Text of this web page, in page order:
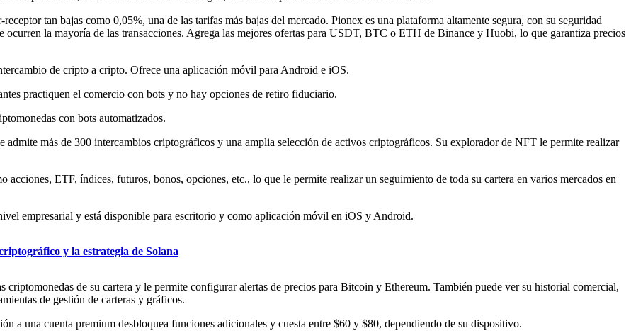
tan bajas como 0,05%, una de las tarifas más bajas del mercado. Pionex es una plataforma altamente segura, con su seguridad
la mayoría de las transacciones. Agrega las mejores ofertas para USDT, BTC o ETH de Binance y Huobi, lo que garantiza precios
de cripto a cripto. Ofrece una aplicación móvil para Android e iOS.
practiquen el comercio con bots y no hay opciones de retiro fiduciario.
con bots automatizados.
admite más de 300 intercambios criptográficos y una amplia selección de activos criptográficos. Su explorador de NFT le permite realizar
ETF, índices, futuros, bonos, opciones, etc., lo que le permite realizar un seguimiento de toda su cartera en varios mercados en
empresarial y está disponible para escritorio y como aplicación móvil en iOS y Android.
y la estrategia de Solana
de su cartera y le permite configurar alertas de precios para Bitcoin y Ethereum. También puede ver su historial comercial,
de gestión de carteras y gráficos.
a una cuenta premium desbloquea funciones adicionales y cuesta entre $60 y $80, dependiendo de su dispositivo.